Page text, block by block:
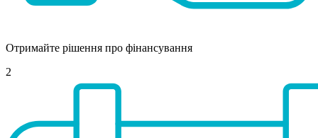
Отримайте рішення про фінансування
2